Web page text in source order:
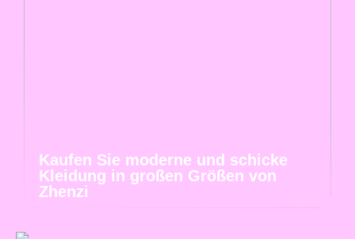
Kaufen Sie moderne und schicke
Kleidung in großen Größen von
Zhenzi